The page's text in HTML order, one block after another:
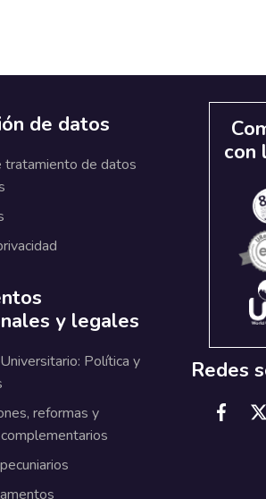
de datos
tratamiento de datos
y legales
Política y
reformas y
con
Redes